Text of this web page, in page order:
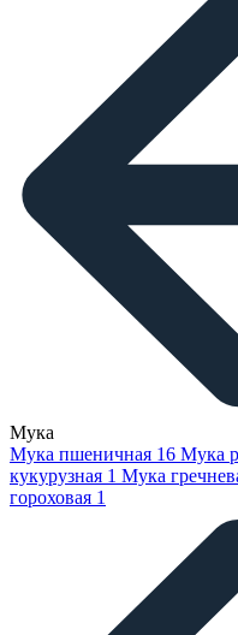
Мука
Мука пшеничная 16 Мука
кукурузная 1 Мука
гороховая 1